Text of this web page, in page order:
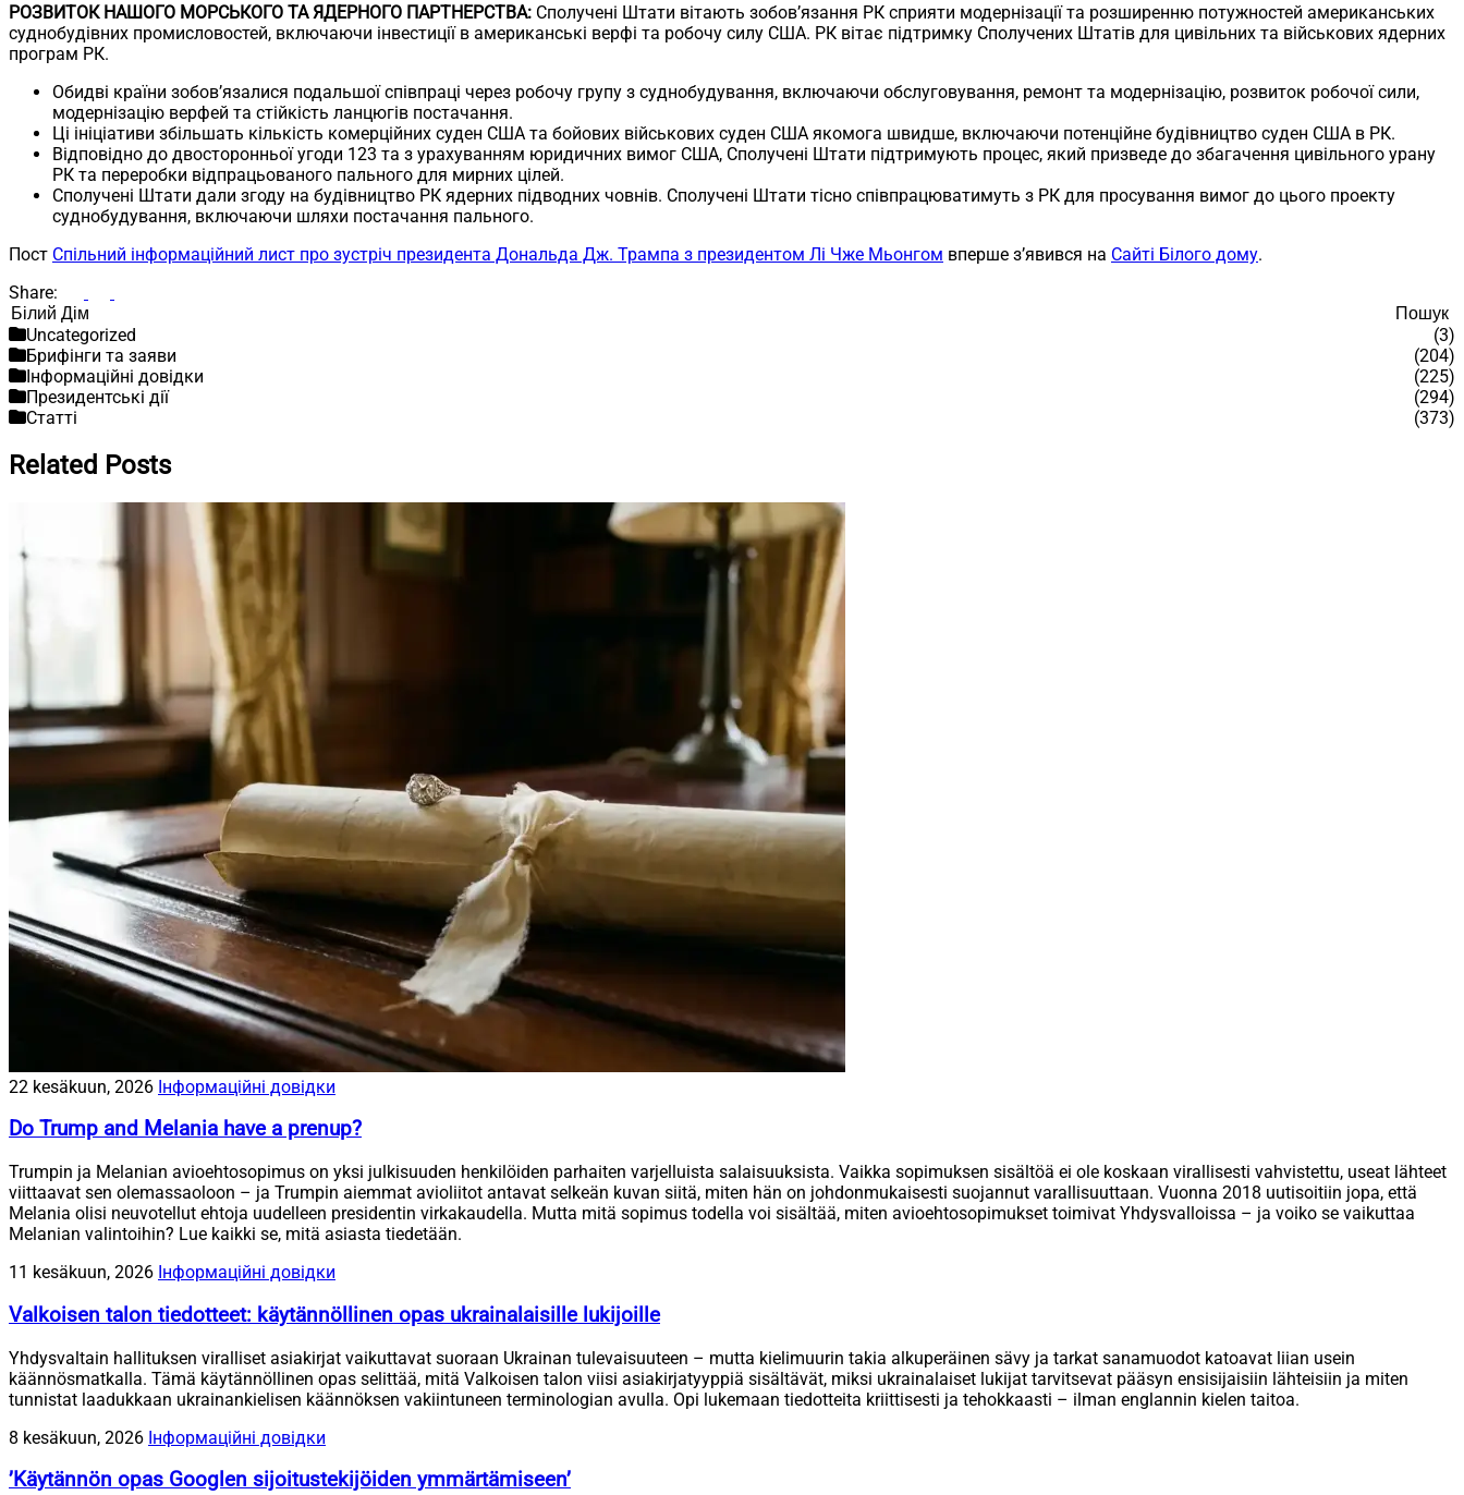
РОЗВИТОК НАШОГО МОРСЬКОГО ТА ЯДЕРНОГО ПАРТНЕРСТВА: Сполучені Штати вітають зобов’язання РК сприяти модернізації та розширенню потужностей американських
суднобудівних промисловостей, включаючи інвестиції в американські верфі та робочу силу США. РК вітає підтримку Сполучених Штатів для цивільних та військових ядерних
програм РК.
Обидві країни зобов’язалися подальшої співпраці через робочу групу з суднобудування, включаючи обслуговування, ремонт та модернізацію, розвиток робочої сили,
модернізацію верфей та стійкість ланцюгів постачання.
Ці ініціативи збільшать кількість комерційних суден США та бойових військових суден США якомога швидше, включаючи потенційне будівництво суден США в РК.
Відповідно до двосторонньої угоди 123 та з урахуванням юридичних вимог США, Сполучені Штати підтримують процес, який призведе до збагачення цивільного урану
РК та переробки відпрацьованого пального для мирних цілей.
Сполучені Штати дали згоду на будівництво РК ядерних підводних човнів. Сполучені Штати тісно співпрацюватимуть з РК для просування вимог до цього проекту
суднобудування, включаючи шляхи постачання пального.
Пост Спільний інформаційний лист про зустріч президента Дональда Дж. Трампа з президентом Лі Чже Мьонгом вперше з’явився на Сайті Білого дому.
Share:
Пошук
Пошук
Uncategorized
(3)
Брифінги та заяви
(204)
Інформаційні довідки
(225)
Президентські дії
(294)
Статті
(373)
Related Posts
22 kesäkuun, 2026 Інформаційні довідки
Do Trump and Melania have a prenup?
Trumpin ja Melanian avioehtosopimus on yksi julkisuuden henkilöiden parhaiten varjelluista salaisuuksista. Vaikka sopimuksen sisältöä ei ole koskaan virallisesti vahvistettu, useat lähteet
viittaavat sen olemassaoloon – ja Trumpin aiemmat avioliitot antavat selkeän kuvan siitä, miten hän on johdonmukaisesti suojannut varallisuuttaan. Vuonna 2018 uutisoitiin jopa, että
Melania olisi neuvotellut ehtoja uudelleen presidentin virkakaudella. Mutta mitä sopimus todella voi sisältää, miten avioehtosopimukset toimivat Yhdysvalloissa – ja voiko se vaikuttaa
Melanian valintoihin? Lue kaikki se, mitä asiasta tiedetään.
11 kesäkuun, 2026 Інформаційні довідки
Valkoisen talon tiedotteet: käytännöllinen opas ukrainalaisille lukijoille
Yhdysvaltain hallituksen viralliset asiakirjat vaikuttavat suoraan Ukrainan tulevaisuuteen – mutta kielimuurin takia alkuperäinen sävy ja tarkat sanamuodot katoavat liian usein
käännösmatkalla. Tämä käytännöllinen opas selittää, mitä Valkoisen talon viisi asiakirjatyyppiä sisältävät, miksi ukrainalaiset lukijat tarvitsevat pääsyn ensisijaisiin lähteisiin ja miten
tunnistat laadukkaan ukrainankielisen käännöksen vakiintuneen terminologian avulla. Opi lukemaan tiedotteita kriittisesti ja tehokkaasti – ilman englannin kielen taitoa.
8 kesäkuun, 2026 Інформаційні довідки
’Käytännön opas Googlen sijoitustekijöiden ymmärtämiseen’